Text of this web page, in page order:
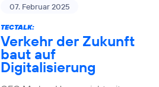
07. Februar 2025
TECTALK:
Verkehr der Zukunft
baut auf
Digitalisierung